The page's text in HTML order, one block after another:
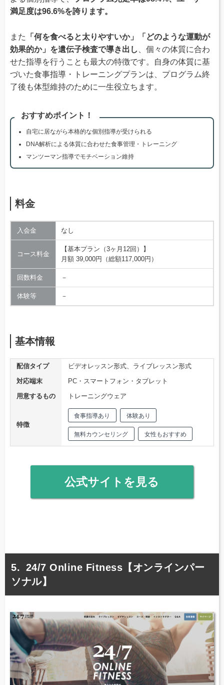
満足度は96.6%を誇ります。
また
「何を食べると太りやすいか」「どのような運動が
効果的か」を遺伝子検査で導き出し
、個々の体質に合わ
せた指導を行うことも最大の特徴です。自身の体質に基
づいた食事指導・トレーニングプランは、プログラム終
了後も体型維持のために一生役立ちます。
おすすめポイント！
自宅に居ながら本格的な個別指導が受けられる
DNA解析による体質に合わせた食事管理・トレーニング
マンツーマン指導でモチベーション維持
料金
入会金 なし
コース料金
【基本プラン（3ヶ月12回）】
月額 39,000円（総額117,000円）
回数料金 －
体験等 －
基本情報
配信タイプ
ビデオレッスン形式、ライブレッスン形式
対応端末
PC・スマートフォン・タブレット
用意するもの
トレーニングウェア
特徴
食事指導あり 体験あり
無料カウンセリング 女性もおすすめ
公式サイトを見る
24/7 Online Fitness【オンラインパー
ソナル】